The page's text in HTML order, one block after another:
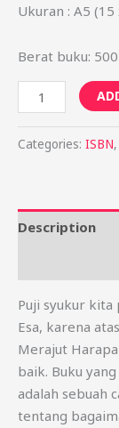
Ukuran : A5 (15
Berat buku:
Categories: ISBN,
Description
Puji syukur kita
Esa, karena atas
Merajut
baik. Buku
adalah sebuah
tentang